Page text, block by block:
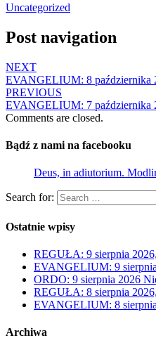
Uncategorized
Post navigation
NEXT
EVANGELIUM: 8 października
PREVIOUS
EVANGELIUM: 7 października
Comments are closed.
Bądź z nami na facebooku
Deus, in adiutorium.
Search for:
Ostatnie wpisy
REGUŁA: 9 sierpnia
EVANGELIUM: 9
ORDO: 9 sierpnia 2026
REGUŁA: 8 sierpnia
EVANGELIUM: 8
Archiwa